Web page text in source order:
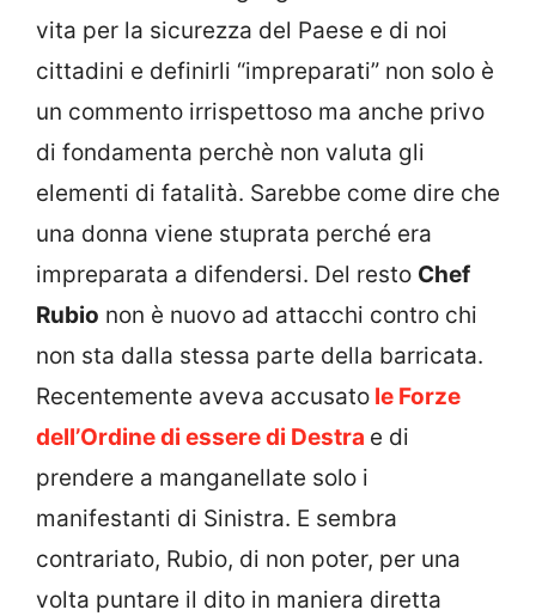
vita per la sicurezza del Paese e di noi
cittadini e definirli “impreparati” non solo è
un commento irrispettoso ma anche privo
di fondamenta perchè non valuta gli
elementi di fatalità. Sarebbe come dire che
una donna viene stuprata perché era
impreparata a difendersi. Del resto Chef
Rubio non è nuovo ad attacchi contro chi
non sta dalla stessa parte della barricata.
Recentemente aveva accusato le Forze
dell’Ordine di essere di Destra e di
prendere a manganellate solo i
manifestanti di Sinistra. E sembra
contrariato, Rubio, di non poter, per una
volta puntare il dito in maniera diretta